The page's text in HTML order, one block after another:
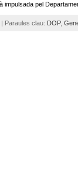
impulsada pel
Paraules clau: DOP,